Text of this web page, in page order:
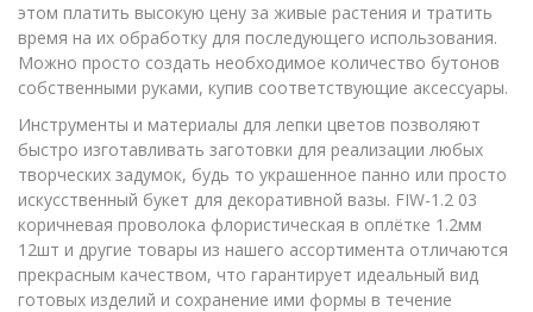
этом платить высокую цену за живые растения и тратить
время на их обработку для последующего использования.
Можно просто создать необходимое количество бутонов
собственными руками, купив соответствующие аксессуары.
Инструменты и материалы для лепки цветов позволяют
быстро изготавливать заготовки для реализации любых
творческих задумок, будь то украшенное панно или просто
искусственный букет для декоративной вазы. FIW-1.2 03
коричневая проволока флористическая в оплётке 1.2мм
12шт и другие товары из нашего ассортимента отличаются
прекрасным качеством, что гарантирует идеальный вид
готовых изделий и сохранение ими формы в течение